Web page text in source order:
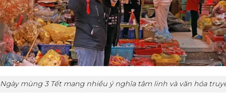
Ngày mùng 3 Tết mang nhiều ý nghĩa tâm linh và văn hóa